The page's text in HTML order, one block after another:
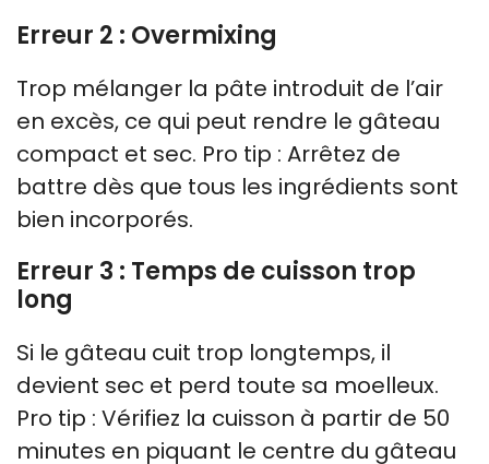
Erreur 2 : Overmixing
Trop mélanger la pâte introduit de l’air
en excès, ce qui peut rendre le gâteau
compact et sec. Pro tip : Arrêtez de
battre dès que tous les ingrédients sont
bien incorporés.
Erreur 3 : Temps de cuisson trop
long
Si le gâteau cuit trop longtemps, il
devient sec et perd toute sa moelleux.
Pro tip : Vérifiez la cuisson à partir de 50
minutes en piquant le centre du gâteau